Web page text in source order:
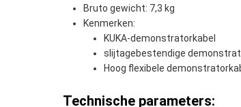
Bruto gewicht: 7,3 kg
Kenmerken:
KUKA-demonstratorkabel
slijtagebestendige
Hoog flexibele
Technische parameters: